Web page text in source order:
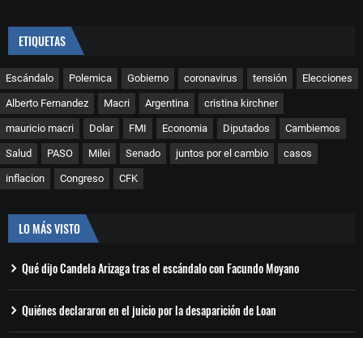
ETIQUETAS
Escándalo Polemica Gobierno coronavirus tensión Elecciones
Alberto Fernandez Macri Argentina cristina kirchner
mauricio macri Dolar FMI Economia Diputados Cambiemos
Salud PASO Milei Senado juntos por el cambio casos
inflacion Congreso CFK
LO MÁS VISTO
Qué dijo Candela Arizaga tras el escándalo con Facundo Moyano
Quiénes declararon en el juicio por la desaparición de Loan